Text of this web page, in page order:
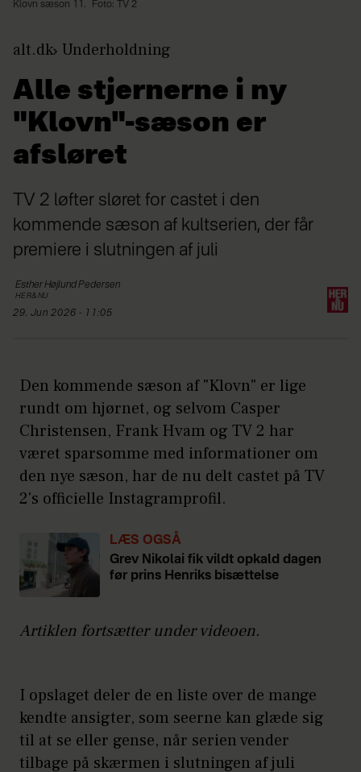
Klovn sæson 11. Foto: TV 2
alt.dk Underholdning
Alle stjernerne i ny
"Klovn"-sæson er
afsløret
TV 2 løfter sløret for castet i den
kommende sæson af kultserien, der får
premiere i slutningen af juli
Esther HøjlundPedersen
HER&NU
29. Jun 2026 - 11:05
Den kommende sæson af "Klovn" er lige
rundt om hjørnet, og selvom Casper
Christensen, Frank Hvam og TV 2 har
været sparsomme med informationer om
den nye sæson, har de nu delt castet på TV
2's officielle Instagramprofil.
LÆS OGSÅ
Grev Nikolai fik vildt opkald dagen
før prins Henriks bisættelse
Artiklen fortsætter under videoen.
I opslaget deler de en liste over de mange
kendte ansigter, som seerne kan glæde sig
til at se eller gense, når serien vender
tilbage på skærmen i slutningen af juli